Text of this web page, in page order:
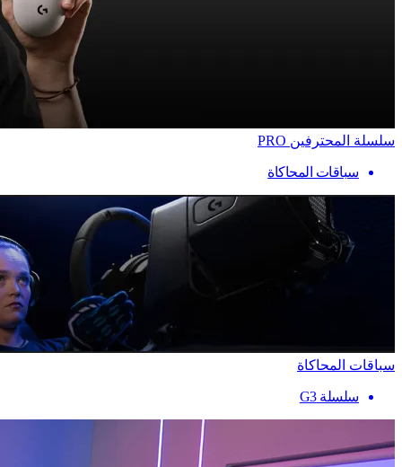
سلسلة المحترفين PRO
سباقات المحاكاة
سباقات المحاكاة
سلسلة G3